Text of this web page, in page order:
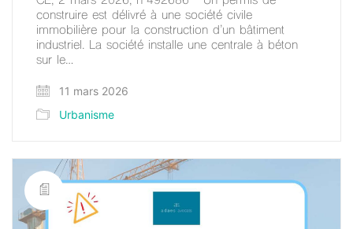
construire est délivré à une société civile
immobilière pour la construction d’un bâtiment
industriel. La société installe une centrale à béton
sur le…
11 mars 2026
Urbanisme